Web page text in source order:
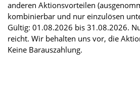
anderen Aktionsvorteilen
kombinierbar und nur einzulösen
Gültig: 01.08.2026 bis 31.08.2026.
reicht. Wir behalten uns vor, die
Keine Barauszahlung.